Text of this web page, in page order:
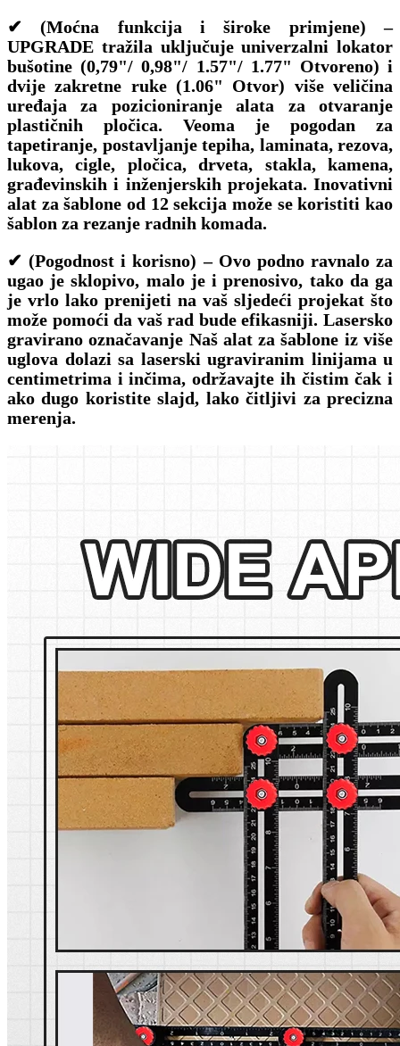
✔ (Moćna funkcija i široke primjene) –
UPGRADE tražila uključuje univerzalni lokator
bušotine (0,79"/ 0,98"/ 1.57"/ 1.77" Otvoreno) i
dvije zakretne ruke (1.06" Otvor) više veličina
uređaja za pozicioniranje alata za otvaranje
plastičnih pločica. Veoma je pogodan za
tapetiranje, postavljanje tepiha, laminata, rezova,
lukova, cigle, pločica, drveta, stakla, kamena,
građevinskih i inženjerskih projekata. Inovativni
alat za šablone od 12 sekcija može se koristiti kao
šablon za rezanje radnih komada.
✔ (Pogodnost i korisno) – Ovo podno ravnalo za
ugao je sklopivo, malo je i prenosivo, tako da ga
je vrlo lako prenijeti na vaš sljedeći projekat što
može pomoći da vaš rad bude efikasniji. Lasersko
gravirano označavanje Naš alat za šablone iz više
uglova dolazi sa laserski ugraviranim linijama u
centimetrima i inčima, održavajte ih čistim čak i
ako dugo koristite slajd, lako čitljivi za precizna
merenja.